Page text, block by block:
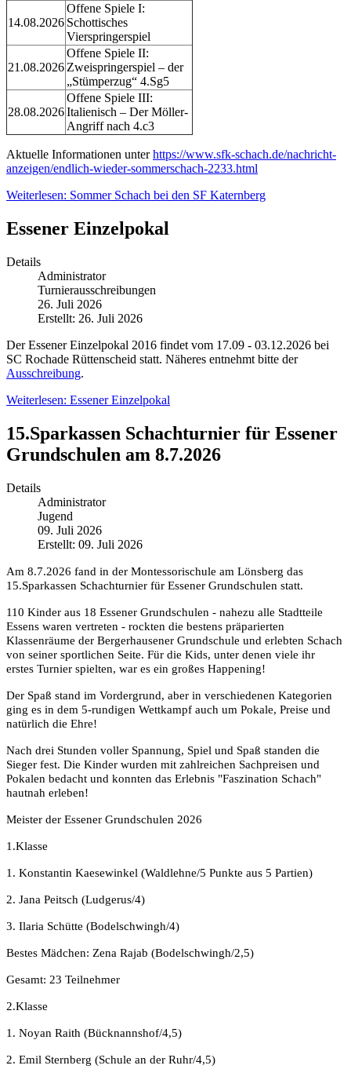
14.08.2026
Offene Spiele I:
Schottisches
Vierspringerspiel
21.08.2026
Offene Spiele II:
Zweispringerspiel – der
„Stümperzug“ 4.Sg5
28.08.2026
Offene Spiele III:
Italienisch – Der Möller-
Angriff nach 4.c3
Aktuelle Informationen unterhttps://www.sfk-schach.de/nachricht-
anzeigen/endlich-wieder-sommerschach-2233.html
Weiterlesen: Sommer Schach bei den SF Katernberg
Essener Einzelpokal
Details
Administrator
Turnierausschreibungen
26. Juli 2026
Erstellt: 26. Juli 2026
Der Essener Einzelpokal 2016 findet vom 17.09 - 03.12.2026 bei
SC Rochade Rüttenscheid statt. Näheres entnehmt bitte der
Ausschreibung.
Weiterlesen: Essener Einzelpokal
15.Sparkassen Schachturnier für Essener
Grundschulen am 8.7.2026
Details
Administrator
Jugend
09. Juli 2026
Erstellt: 09. Juli 2026
Am 8.7.2026 fand in der Montessorischule am Lönsberg das
15.Sparkassen Schachturnier für Essener Grundschulen statt.
110 Kinder aus 18 Essener Grundschulen - nahezu alle Stadtteile
Essens waren vertreten - rockten die bestens präparierten
Klassenräume der Bergerhausener Grundschule und erlebten Schach
von seiner sportlichen Seite. Für die Kids, unter denen viele ihr
erstes Turnier spielten, war es ein großes Happening!
Der Spaß stand im Vordergrund, aber in verschiedenen Kategorien
ging es in dem 5-rundigen Wettkampf auch um Pokale, Preise und
natürlich die Ehre!
Nach drei Stunden voller Spannung, Spiel und Spaß standen die
Sieger fest. Die Kinder wurden mit zahlreichen Sachpreisen und
Pokalen bedacht und konnten das Erlebnis "Faszination Schach"
hautnah erleben!
Meister der Essener Grundschulen 2026
1.Klasse
1. Konstantin Kaesewinkel (Waldlehne/5 Punkte aus 5 Partien)
2. Jana Peitsch (Ludgerus/4)
3. Ilaria Schütte (Bodelschwingh/4)
Bestes Mädchen: Zena Rajab (Bodelschwingh/2,5)
Gesamt: 23 Teilnehmer
2.Klasse
1. Noyan Raith (Bücknannshof/4,5)
2. Emil Sternberg (Schule an der Ruhr/4,5)